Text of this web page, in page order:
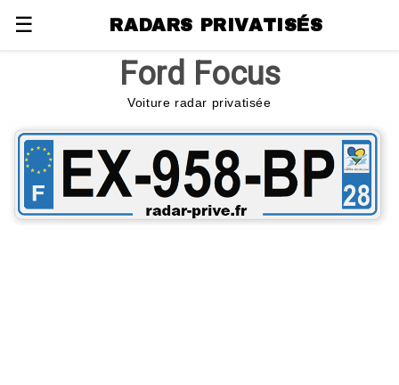
☰ RADARS PRIVATISÉS
Ford Focus
Voiture radar privatisée